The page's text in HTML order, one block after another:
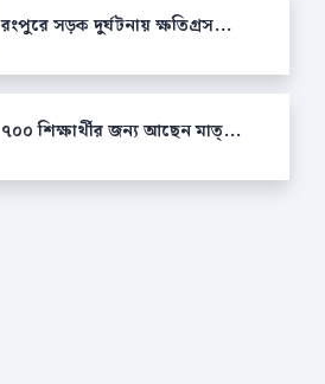
রংপুরে সড়ক দুর্ঘটনায় ক্ষতিগ্রস...
৭০০ শিক্ষার্থীর জন্য আছেন মাত্...